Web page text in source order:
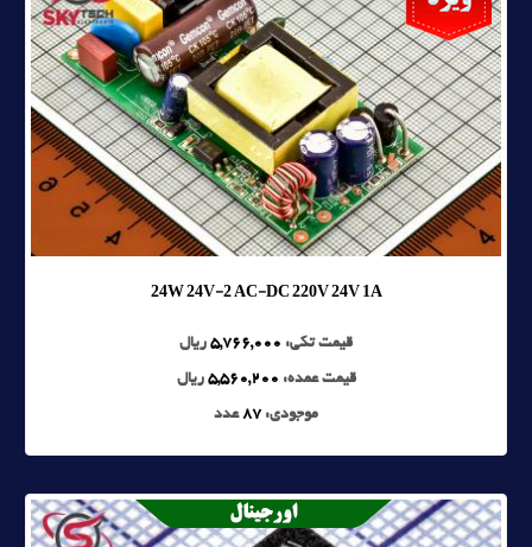
24W 24V-2 AC-DC 220V 24V 1A
قیمت تکی: 5,766,000 ریال
قیمت عمده: 5,560,200 ریال
موجودی: 87عدد